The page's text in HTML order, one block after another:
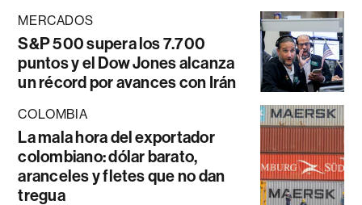
MERCADOS
S&P 500 supera los 7.700
puntos y el Dow Jones alcanza
un récord por avances con Irán
COLOMBIA
La mala hora del exportador
colombiano: dólar barato,
aranceles y fletes que no dan
tregua